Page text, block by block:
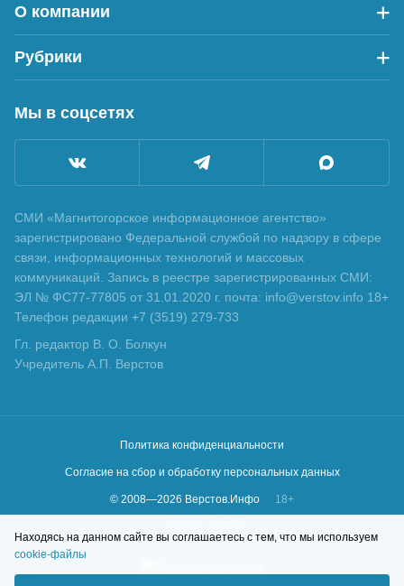
О компании
Рубрики
Мы в соцсетях
СМИ «Магнитогорское информационное агентство»
зарегистрировано Федеральной службой по надзору в сфере
связи, информационных технологий и массовых
коммуникаций. Запись в реестре зарегистрированных СМИ:
ЭЛ № ФС77-77805 от 31.01.2020 г. почта: info@verstov.info 18+
Телефон редакции +7 (3519) 279-733
Гл. редактор В. О. Болкун
Учредитель А.П. Верстов
Политика конфиденциальности
Согласие на сбор и обработку персональных данных
© 2008—2026 Верстов.Инфо
18+
Находясь на данном сайте вы соглашаетесь с тем, что мы используем
cookie-файлы